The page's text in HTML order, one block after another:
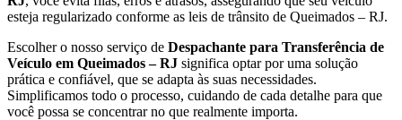
esteja regularizado conforme as leis de trânsito de Queimados – RJ.
Escolher o nosso serviço de Despachante para Transferência de
Veículo em Queimados – RJ significa optar por uma solução
prática e confiável, que se adapta às suas necessidades.
Simplificamos todo o processo, cuidando de cada detalhe para que
você possa se concentrar no que realmente importa.